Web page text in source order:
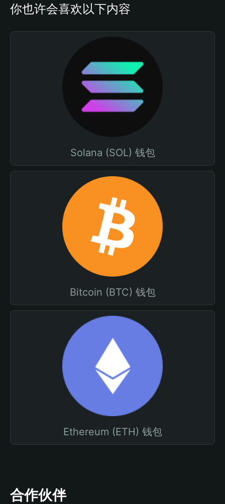
你也许会喜欢以下内容
Solana (SOL) 钱包
Bitcoin (BTC) 钱包
Ethereum (ETH) 钱包
合作伙伴